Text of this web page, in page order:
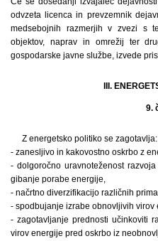
odvzeta licenca in prevzemnik
medsebojnih razmerjih v zvezi s
objektov, naprav in omrežij ter
gospodarske javne službe, izvede
III.
9.
Z energetsko politiko se zagotavlja:
- zanesljivo in kakovostno oskrbo z
- dolgoročno uravnoteženost
gibanje porabe energije,
- načrtno diverzifikacijo različnih
- spodbujanje izrabe obnovljivih virov
- zagotavljanje prednosti učinkoviti
virov energije pred oskrbo iz